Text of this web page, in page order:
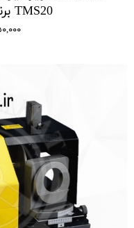
TMS20 برند AST-POWER